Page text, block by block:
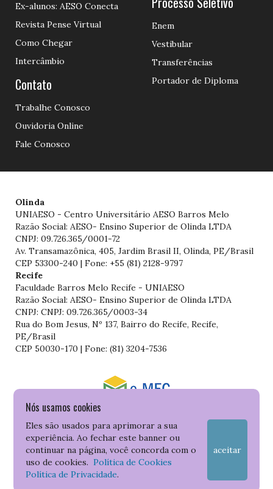
Nós usamos cookies
Eles são usados para aprimorar a sua
experiência. Ao fechar este banner ou
continuar na página, você concorda com o
uso de cookies.Política de Cookies
Política de Privacidade.
aceitar
Ex-alunos: AESO Conecta
Revista Pense Virtual
Como Chegar
Intercâmbio
Contato
Trabalhe Conosco
Ouvidoria Online
Fale Conosco
Enem
Vestibular
Transferências
Portador de Diploma
Olinda
UNIAESO - Centro Universitário AESO Barros Melo
Razão Social: AESO- Ensino Superior de Olinda LTDA
CNPJ: 09.726.365/0001-72
Av. Transamazônica, 405, Jardim Brasil II, Olinda, PE/Brasil
CEP 53300-240 | Fone: +55 (81) 2128-9797
Recife
Faculdade Barros Melo Recife - UNIAESO
Razão Social: AESO- Ensino Superior de Olinda LTDA
CNPJ: CNPJ: 09.726.365/0003-34
Rua do Bom Jesus, Nº 137, Bairro do Recife, Recife,
PE/Brasil
CEP 50030-170 | Fone: (81) 3204-7536
Consulte o cadastro da Instituição no Sistema do e-MEC